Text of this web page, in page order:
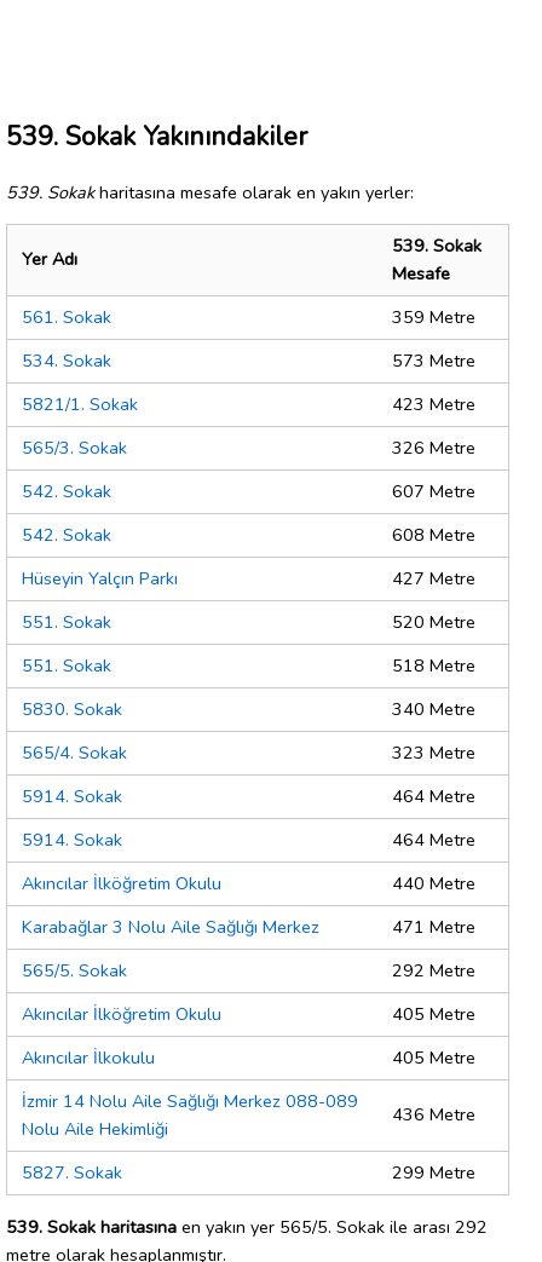
539. Sokak Yakınındakiler
539. Sokakharitasına mesafe olarak en yakın yerler:
Yer Adı
539. Sokak
Mesafe
561. Sokak
359 Metre
534. Sokak
573 Metre
5821/1. Sokak
423 Metre
565/3. Sokak
326 Metre
542. Sokak
607 Metre
542. Sokak
608 Metre
Hüseyin Yalçın Parkı
427 Metre
551. Sokak
520 Metre
551. Sokak
518 Metre
5830. Sokak
340 Metre
565/4. Sokak
323 Metre
5914. Sokak
464 Metre
5914. Sokak
464 Metre
Akıncılar İlköğretim Okulu
440 Metre
Karabağlar 3 Nolu Aile Sağlığı Merkez
471 Metre
565/5. Sokak
292 Metre
Akıncılar İlköğretim Okulu
405 Metre
Akıncılar İlkokulu
405 Metre
İzmir 14 Nolu Aile Sağlığı Merkez 088-089
Nolu Aile Hekimliği
436 Metre
5827. Sokak 299 Metre
539. Sokak haritasına en yakın yer 565/5. Sokak ile arası 292
metre olarak hesaplanmıştır.